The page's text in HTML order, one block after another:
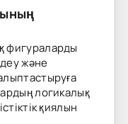
фигураларды
және
логикалық
қиялын